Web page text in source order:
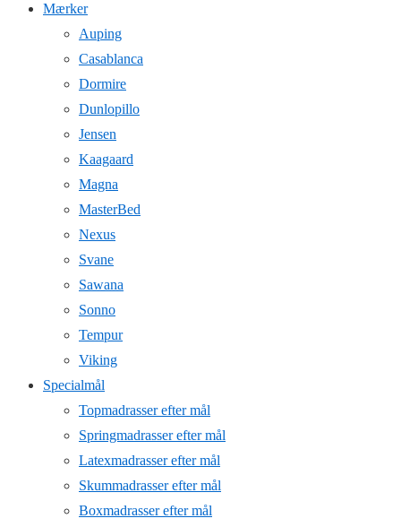
Mærker
Auping
Casablanca
Dormire
Dunlopillo
Jensen
Kaagaard
Magna
MasterBed
Nexus
Svane
Sawana
Sonno
Tempur
Viking
Specialmål
Topmadrasser efter mål
Springmadrasser efter mål
Latexmadrasser efter mål
Skummadrasser efter mål
Boxmadrasser efter mål